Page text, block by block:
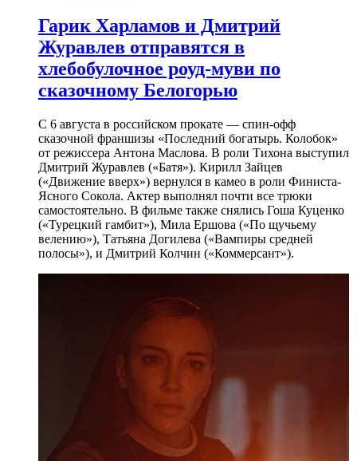
Гарик Харламов и Дмитрий
Журавлев отправятся в
хлебобулочное роуд-муви по
сказочному Белогорью
С 6 августа в российском прокате — спин-офф
сказочной франшизы «Последний богатырь. Колобок»
от режиссера Антона Маслова. В роли Тихона выступил
Дмитрий Журавлев («Батя»). Кирилл Зайцев
(«Движение вверх») вернулся в камео в роли Финиста-
Ясного Сокола. Актер выполнял почти все трюки
самостоятельно. В фильме также снялись Гоша Куценко
(«Турецкий гамбит»), Мила Ершова («По щучьему
велению»), Татьяна Догилева («Вампиры средней
полосы»), и Дмитрий Колчин («Коммерсант»).